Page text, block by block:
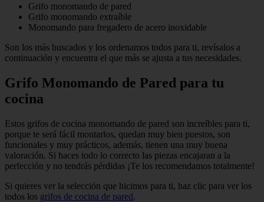
Grifo monomando de pared
Grifo monomando extraíble
Monomando para fregadero de acero inoxidable
Son los más buscados y los ordenamos todos para ti, revísalos a
continuación y encuentra el que más se ajusta a tus necesidades.
Grifo Monomando de Pared para tu
cocina
Estos grifos de cocina monomando de pared son increíbles para ti,
porque te será fácil montarlos, quedan muy bien puestos, son
funcionales y muy prácticos, además, tienen una muy buena
valoración. Si haces todo lo correcto las piezas encajaran a la
perfección y no tendrás pérdidas ¡Te los recomendamos totalmente!
Si quieres ver la selección que hicimos para ti, haz clic para ver los
todos los grifos de cocina de pared.